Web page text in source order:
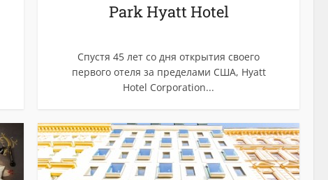
Park Hyatt Hotel
Спустя 45 лет со дня открытия своего
первого отеля за пределами США, Hyatt
Hotel Corporation...